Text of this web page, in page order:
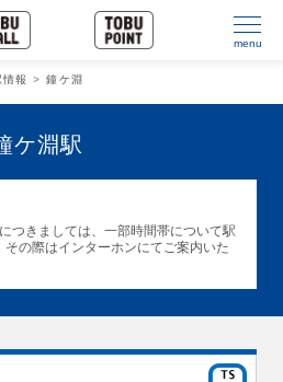
menu
報 鐘ケ淵
ケ淵駅
つきましては、一部時間帯について駅
の際はインターホンにてご案内いた